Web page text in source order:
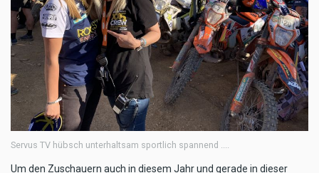
Servus TV hübsch unterhaltsam sportlich spannend ....
Um den Zuschauern auch in diesem Jahr und gerade in dieser